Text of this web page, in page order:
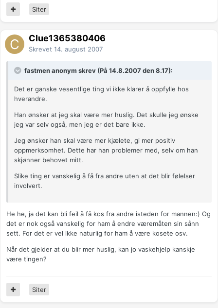
Siter
Clue1365380406
Skrevet 14. august 2007
fastmen anonym skrev (På 14.8.2007 den 8.17):
Det er ganske vesentlige ting vi ikke klarer å oppfylle hos
hverandre.
Han ønsker at jeg skal være mer huslig. Det skulle jeg ønske
jeg var selv også, men jeg er det bare ikke.
Jeg ønsker han skal være mer kjælete, gi mer positiv
oppmerksomhet. Dette har han problemer med, selv om han
skjønner behovet mitt.
Slike ting er vanskelig å få fra andre uten at det blir følelser
involvert.
He he, ja det kan bli feil å få kos fra andre isteden for mannen:) Og
det er nok også vanskelig for ham å endre væremåten sin sånn
sett. For det er vel ikke naturlig for ham å være kosete osv.
Når det gjelder at du blir mer huslig, kan jo vaskehjelp kanskje
være tingen?
Siter